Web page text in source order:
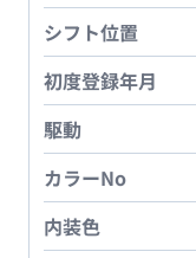
シフト位置
初度登録年月
駆動
カラーNo
内装色